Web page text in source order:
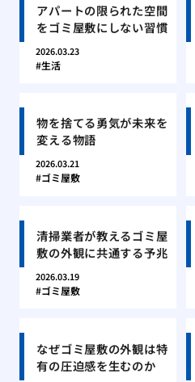
アパートの限られた空間
をゴミ屋敷にしない習慣
2026.03.23
生活
物を捨てる勇気が未来を
変える物語
2026.03.21
ゴミ屋敷
清掃業者が教えるゴミ屋
敷の外観に共通する予兆
2026.03.19
ゴミ屋敷
なぜゴミ屋敷の外観は特
有の圧迫感を生むのか